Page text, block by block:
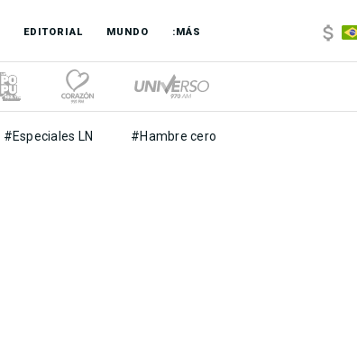
EDITORIAL MUNDO :MÁS
#Especiales LN #Hambre cero